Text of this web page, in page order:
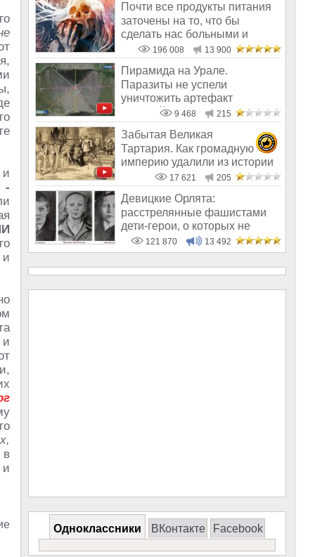
и
-
и
и
в
и
Почти все продукты питания
заточены на то, что бы
сделать нас больными и
бесплодным
196 008 13 900
Пирамида на Урале.
Паразиты не успели
уничтожить артефакт
древней цивилизации
9 468 215
Забытая Великая
Тартария. Как громадную
империю удалили из истории
17 621 205
Девицкие Орлята:
расстрелянные фашистами
дети-герои, о которых не
рассказывают в шк
121 870 13 492
Одноклассники ВКонтакте Facebook